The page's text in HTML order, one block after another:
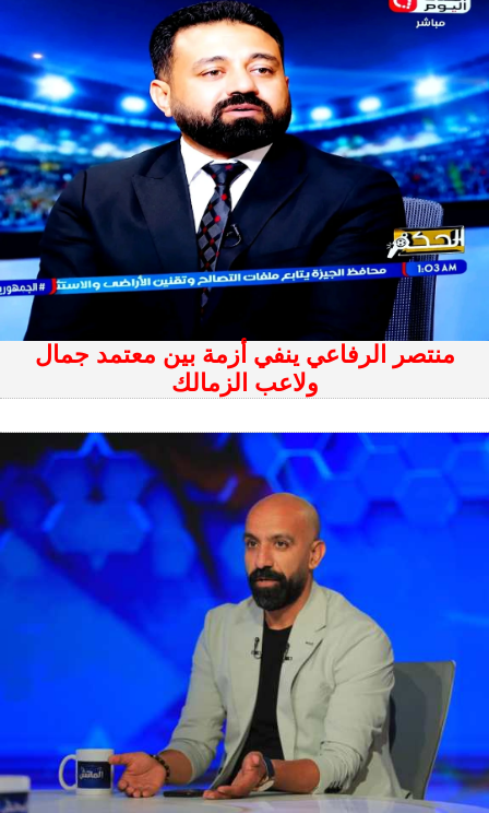
منتصر الرفاعي ينفي أزمة بين معتمد جمال
ولاعب الزمالك